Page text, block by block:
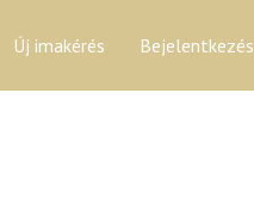
Új imakérés Bejelentkezés